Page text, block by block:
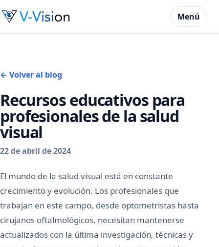
Menú
← Volver al blog
Recursos educativos para
profesionales de la salud
visual
22 de abril de 2024
El mundo de la salud visual está en constante
crecimiento y evolución. Los profesionales que
trabajan en este campo, desde optometristas hasta
cirujanos oftalmológicos, necesitan mantenerse
actualizados con la última investigación, técnicas y